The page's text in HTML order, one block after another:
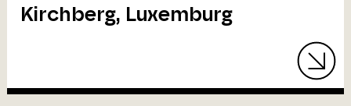
Kirchberg, Luxemburg